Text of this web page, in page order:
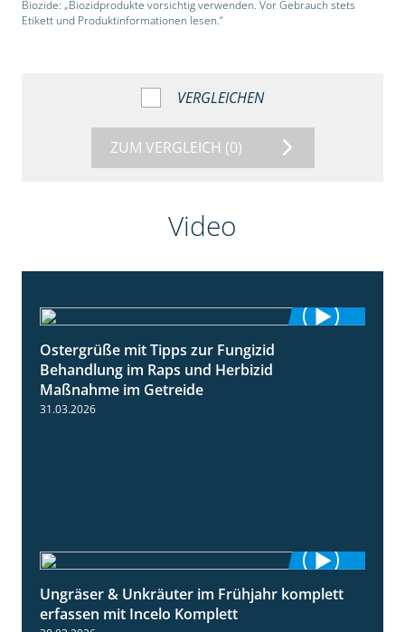
Biozide: „Biozidprodukte vorsichtig verwenden. Vor Gebrauch stets
Etikett und Produktinformationen lesen.“
VERGLEICHEN
ZUM VERGLEICH (0)
Video
Ostergrüße mit Tipps zur Fungizid
Behandlung im Raps und Herbizid
Maßnahme im Getreide
31.03.2026
3:10
Ungräser & Unkräuter im Frühjahr komplett
erfassen mit Incelo Komplett